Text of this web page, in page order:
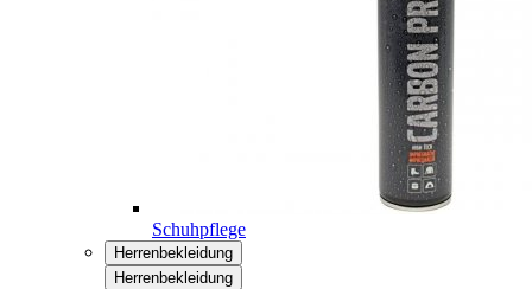
Schuhpflege
Herrenbekleidung
Herrenbekleidung